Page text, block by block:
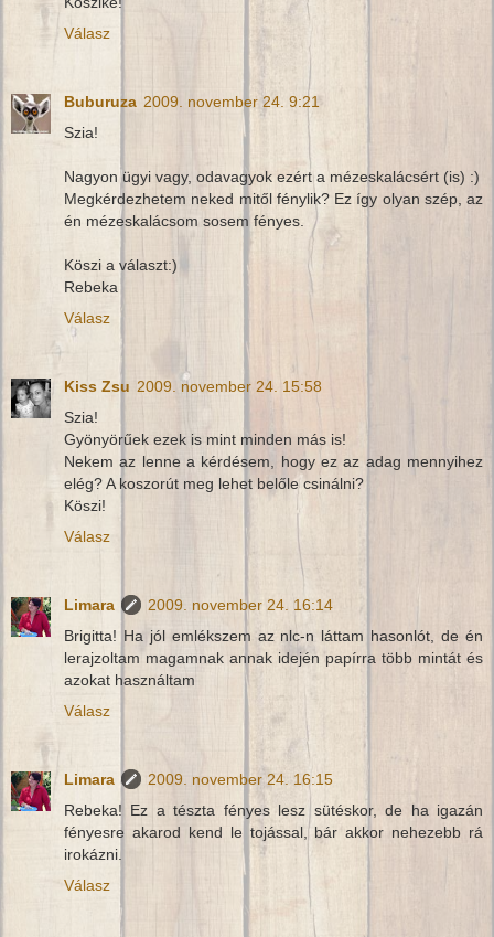
Válasz
Buburuza 2009. november 24. 9:21
Szia!
Nagyon ügyi vagy, odavagyok ezért a mézeskalácsért (is) :)
Megkérdezhetem neked mitől fénylik? Ez így olyan szép, az
én mézeskalácsom sosem fényes.
Köszi a választ:)
Rebeka
Válasz
Kiss Zsu 2009. november 24. 15:58
Szia!
Gyönyörűek ezek is mint minden más is!
Nekem az lenne a kérdésem, hogy ez az adag mennyihez
elég? A koszorút meg lehet belőle csinálni?
Köszi!
Válasz
Limara
2009. november 24. 16:14
Brigitta! Ha jól emlékszem az nlc-n láttam hasonlót, de én
lerajzoltam magamnak annak idején papírra több mintát és
azokat használtam
Válasz
Limara
2009. november 24. 16:15
Rebeka! Ez a tészta fényes lesz sütéskor, de ha igazán
fényesre akarod kend le tojással, bár akkor nehezebb rá
irokázni.
Válasz